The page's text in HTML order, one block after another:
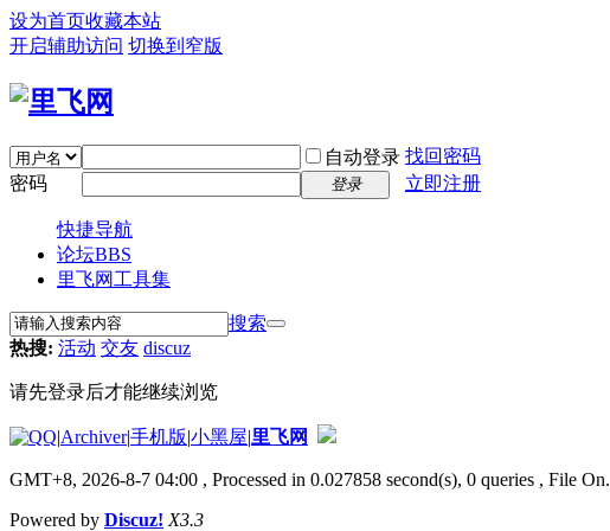
设为首页收藏本站
开启辅助访问 切换到窄版
自动登录 找回密码
密码
登录 立即注册
快捷导航
论坛BBS
里飞网工具集
搜索
热搜: 活动 交友 discuz
请先登录后才能继续浏览
|Archiver|手机版|小黑屋|里飞网
GMT+8, 2026-8-7 04:00 , Processed in 0.027858 second(s), 0 queries , File On.
Powered by Discuz! X3.3